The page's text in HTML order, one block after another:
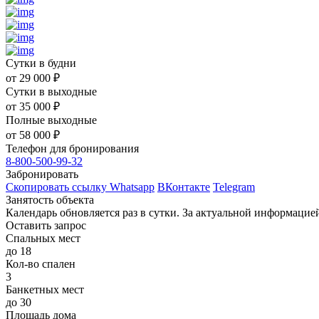
Сутки в будни
от 29 000 ₽
Сутки в выходные
от 35 000 ₽
Полные выходные
от 58 000 ₽
Телефон для бронирования
8-800-500-99-32
Забронировать
Скопировать ссылку Whatsapp ВКонтакте Telegram
Занятость объекта
Календарь обновляется раз в сутки. За актуальной
Оставить запрос
Спальных мест
до 18
Кол-во спален
3
Банкетных мест
до 30
Площадь дома